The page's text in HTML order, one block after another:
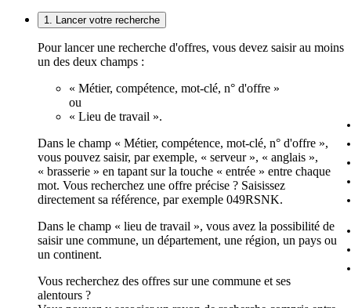
1. Lancer votre recherche
Pour lancer une recherche d'offres, vous devez saisir au moins
un des deux champs :
« Métier, compétence, mot-clé, n° d'offre »
ou
« Lieu de travail ».
Dans le champ « Métier, compétence, mot-clé, n° d'offre »,
vous pouvez saisir, par exemple, « serveur », « anglais »,
« brasserie » en tapant sur la touche « entrée » entre chaque
mot. Vous recherchez une offre précise ? Saisissez
directement sa référence, par exemple 049RSNK.
Dans le champ « lieu de travail », vous avez la possibilité de
saisir une commune, un département, une région, un pays ou
un continent.
Vous recherchez des offres sur une commune et ses
alentours ?